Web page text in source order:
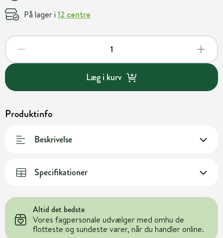
På lager i 12 centre
Læg i kurv
Produktinfo
Beskrivelse
Specifikationer
Altid det bedste
Vores fagpersonale udvælger med omhu de
flotteste og sundeste varer, når du handler online.